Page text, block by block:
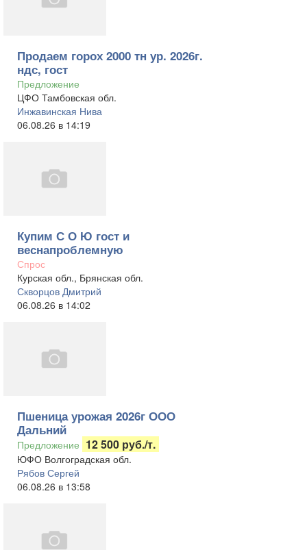
Продаем горох 2000 тн ур. 2026г.
ндс, гост
Предложение
ЦФО Тамбовская обл.
Инжавинская Нива
06.08.26 в 14:19
Купим С О Ю гост и
веснапроблемную
Спрос
Курская обл., Брянская обл.
Скворцов Дмитрий
06.08.26 в 14:02
Пшеница урожая 2026г ООО
Дальний
Предложение 12 500 руб./т.
ЮФО Волгоградская обл.
Рябов Сергей
06.08.26 в 13:58